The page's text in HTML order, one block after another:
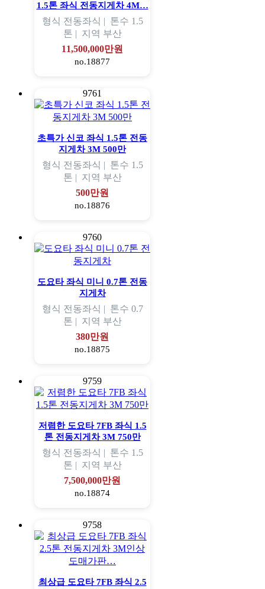
1.5톤 좌식 전동지게차 4M…
형식 전동좌식 | 톤수 1.5
톤 | 지역 부산
11,500,000만원
no.18877
9761
초특가 신코 좌식 1.5톤 전동
지게차 3M 500만
형식 전동좌식 | 톤수 1.5
톤 | 지역 부산
500만원
no.18876
9760
도요타 좌식 미니 0.7톤 전동
지게차
형식 전동좌식 | 톤수 0.7
톤 | 지역 부산
380만원
no.18875
9759
저렴한 도요타 7FB 좌식 1.5
톤 전동지게차 3M 750만
형식 전동좌식 | 톤수 1.5
톤 | 지역 부산
7,500,000만원
no.18874
9758
최상급 도요타 7FB 좌식 2.5